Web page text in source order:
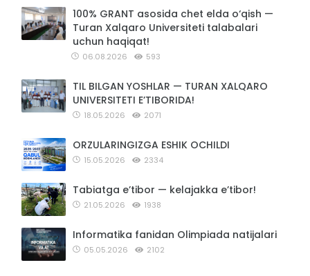
100% GRANT asosida chet elda o‘qish —
Turan Xalqaro Universiteti talabalari
uchun haqiqat!
06.08.2026 593
TIL BILGAN YOSHLAR — TURAN XALQARO
UNIVERSITETI E’TIBORIDA!
18.05.2026 2071
ORZULARINGIZGA ESHIK OCHILDI
15.05.2026 2334
Tabiatga e’tibor — kelajakka e’tibor!
21.05.2026 1938
Informatika fanidan Olimpiada natijalari
05.05.2026 2102